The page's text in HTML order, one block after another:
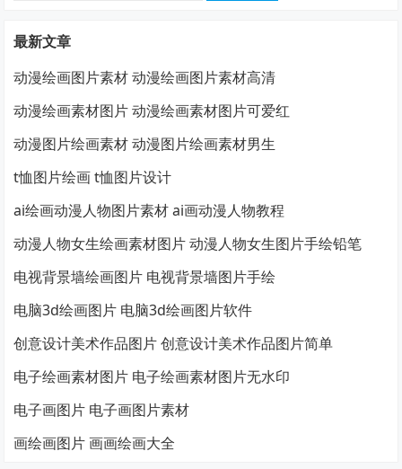
最新文章
动漫绘画图片素材 动漫绘画图片素材高清
动漫绘画素材图片 动漫绘画素材图片可爱红
动漫图片绘画素材 动漫图片绘画素材男生
t恤图片绘画 t恤图片设计
ai绘画动漫人物图片素材 ai画动漫人物教程
动漫人物女生绘画素材图片 动漫人物女生图片手绘铅笔
电视背景墙绘画图片 电视背景墙图片手绘
电脑3d绘画图片 电脑3d绘画图片软件
创意设计美术作品图片 创意设计美术作品图片简单
电子绘画素材图片 电子绘画素材图片无水印
电子画图片 电子画图片素材
画绘画图片 画画绘画大全